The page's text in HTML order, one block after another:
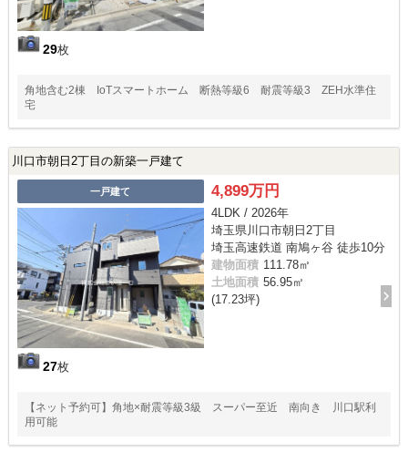
29枚
角地含む2棟 IoTスマートホーム 断熱等級6 耐震等級3 ZEH水準住
宅
川口市朝日2丁目の新築一戸建て
一戸建て
27枚
4,899万円
4LDK / 2026年
埼玉県川口市朝日2丁目
埼玉高速鉄道 南鳩ヶ谷 徒歩10分
建物面積 111.78㎡
土地面積 56.95㎡
(17.23坪)
【ネット予約可】角地×耐震等級3級 スーパー至近 南向き 川口駅利
用可能